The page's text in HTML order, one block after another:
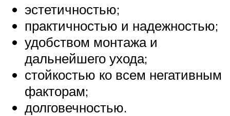
эстетичностью;
практичностью и надежностью;
удобством монтажа и
дальнейшего ухода;
стойкостью ко всем негативным
факторам;
долговечностью.